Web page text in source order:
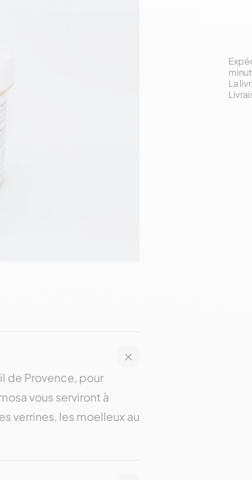
La
de Provence, pour
vous serviront à
verrines, les moelleux au